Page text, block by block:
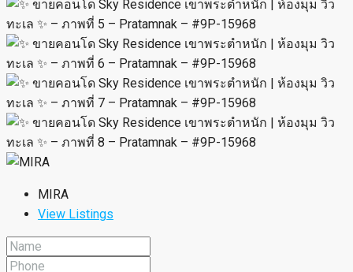
MIRA
View Listings